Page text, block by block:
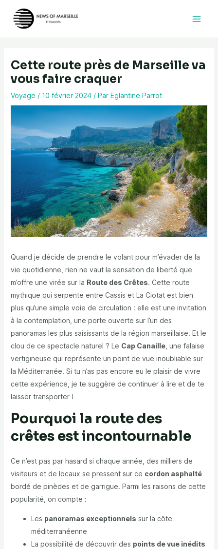
contenu
Cette route près de Marseille va
vous faire craquer
Voyage / 10 février 2024 / Par Eglantine Parrot
Quand je décide de prendre le volant pour m’évader de la
vie quotidienne, rien ne vaut la sensation de liberté que
m’offre une virée sur la Route des Crêtes. Cette route
mythique qui serpente entre Cassis et La Ciotat est bien
plus qu’une simple voie de circulation : elle est une invitation
à la contemplation, une porte ouverte sur l’un des
panoramas les plus saisissants de la région marseillaise. Et le
clou de ce spectacle naturel ? Le Cap Canaille, une falaise
vertigineuse qui représente un point de vue inoubliable sur
la Méditerranée. Si tu n’as pas encore eu le plaisir de vivre
cette expérience, je te suggère de continuer à lire et de te
laisser transporter !
Pourquoi la route des
crêtes est incontournable
Ce n’est pas par hasard si chaque année, des milliers de
visiteurs et de locaux se pressent sur ce cordon asphalté
bordé de pinèdes et de garrigue. Parmi les raisons de cette
popularité, on compte :
Les panoramas exceptionnels sur la côte
méditerranéenne
La possibilité de découvrir des points de vue inédits